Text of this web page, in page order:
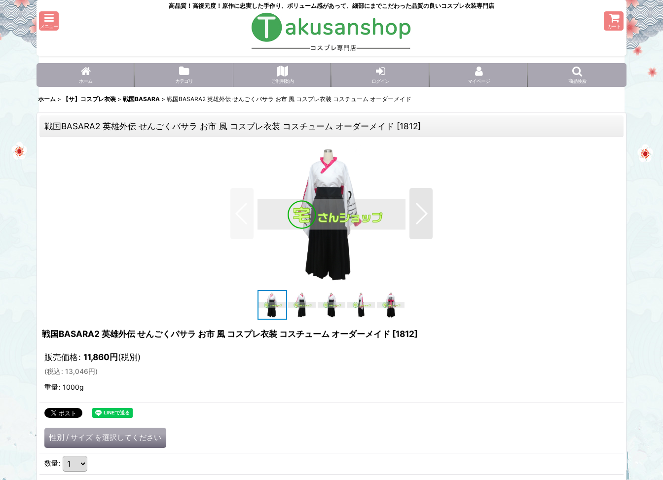
高品質！高復元度！原作に忠実した手作り、ボリューム感があって、細部にまでこだわった品質の良いコスプレ衣装専門店
メニュー カート
ホーム カテゴリ ご利用案内 ログイン マイページ 商品検索
ホーム > 【サ】コスプレ衣装 > 戦国BASARA > 戦国BASARA2 英雄外伝 せんごくバサラ お市 風 コスプレ衣装 コスチューム オーダーメイド
戦国BASARA2 英雄外伝 せんごくバサラ お市 風 コスプレ衣装 コスチューム オーダーメイド [1812]
戦国BASARA2 英雄外伝 せんごくバサラ お市 風 コスプレ衣装 コスチューム オーダーメイド [1812]
販売価格: 11,860円(税別)
(税込: 13,046円)
重量: 1000g
性別 / サイズ を選択してください
数量: